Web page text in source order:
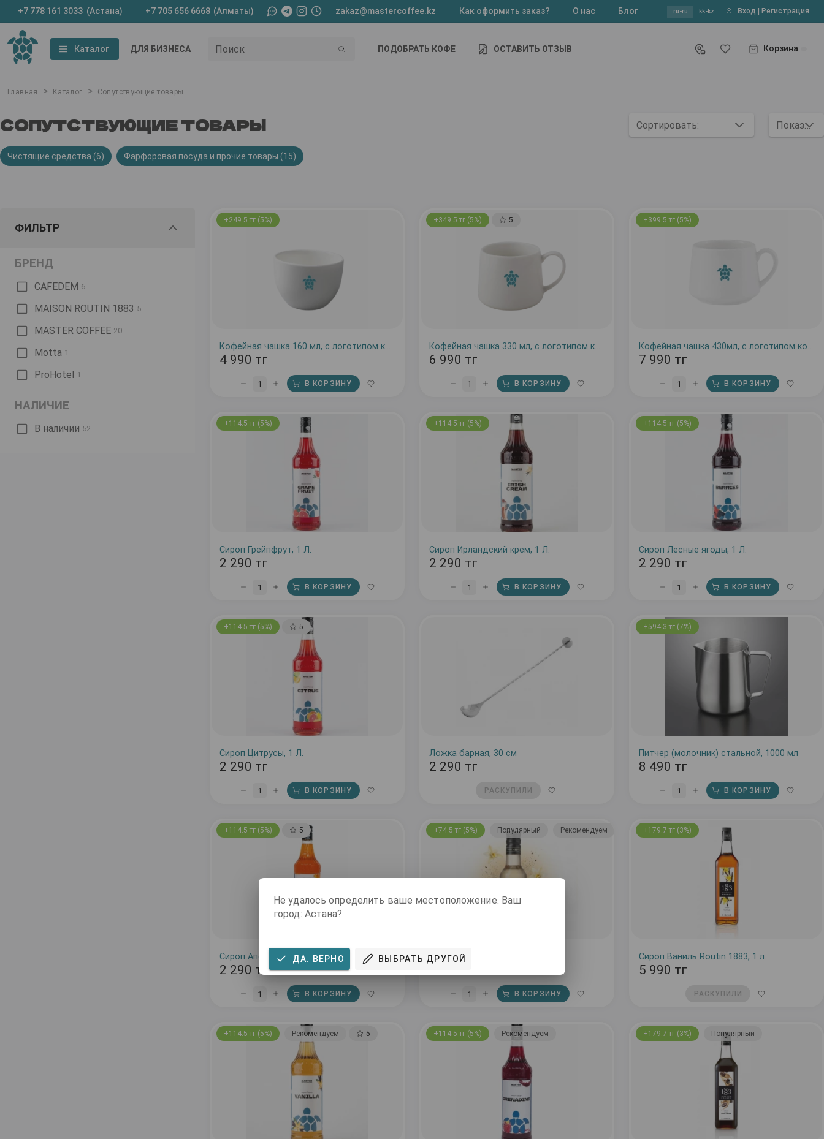
+7 778 161 3033 (Астана) +7 705 656 6668 (Алматы) zakaz@mastercoffee.kz Как оформить заказ? О нас Блог ru-ru kk-kz Вход | Регистрация
Каталог ДЛЯ БИЗНЕСА Поиск ПОДОБРАТЬ КОФЕ ОСТАВИТЬ ОТЗЫВ Корзина
Главная > Каталог > Сопутствующие товары
СОПУТСТВУЮЩИЕ ТОВАРЫ Сортировать: Показывать:
Чистящие средства (6) Фарфоровая посуда и прочие товары (15)
ФИЛЬТР
БРЕНД
CAFEDEM 6
MAISON ROUTIN 1883 5
MASTER COFFEE 20
Motta 1
ProHotel 1
НАЛИЧИЕ
В наличии 52
+249.5 тг (5%)
Кофейная чашка 160 мл, с логотипом кофейни
4 990 тг
1 В КОРЗИНУ
+349.5 тг (5%) 5
Кофейная чашка 330 мл, с логотипом кофейни
6 990 тг
1 В КОРЗИНУ
+399.5 тг (5%)
Кофейная чашка 430мл, с логотипом кофейни
7 990 тг
1 В КОРЗИНУ
+114.5 тг (5%)
Сироп Грейпфрут, 1 Л.
2 290 тг
1 В КОРЗИНУ
+114.5 тг (5%)
Сироп Ирландский крем, 1 Л.
2 290 тг
1 В КОРЗИНУ
+114.5 тг (5%)
Сироп Лесные ягоды, 1 Л.
2 290 тг
1 В КОРЗИНУ
+114.5 тг (5%) 5
Сироп Цитрусы, 1 Л.
2 290 тг
1 В КОРЗИНУ
Ложка барная, 30 см
2 290 тг
РАСКУПИЛИ
+594.3 тг (7%)
Питчер (молочник) стальной, 1000 мл
8 490 тг
1 В КОРЗИНУ
+114.5 тг (5%) 5
Сироп Апельсин, 1 л.
2 290 тг
1 В КОРЗИНУ
+74.5 тг (5%) Популярный Рекомендуем 5
Сироп Ваниль Pinch&Drop 250мл
1 В КОРЗИНУ
+179.7 тг (3%)
Сироп Ваниль Routin 1883, 1 л.
5 990 тг
РАСКУПИЛИ
+114.5 тг (5%) Рекомендуем 5 +114.5 тг (5%) Рекомендуем +179.7 тг (3%) Популярный
Не удалось определить ваше местоположение. Ваш
город: Астана?
ДА. ВЕРНО ВЫБРАТЬ ДРУГОЙ